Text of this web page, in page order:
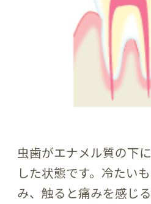
虫歯がエナメル質の下
した状態です。冷たい
み、触ると痛みを感じ